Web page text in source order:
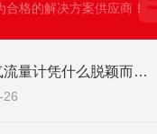
合格的解决方案供应商！
插入式氮气流量计凭什么脱颖而出？这组“硬核特点”给出答案
26